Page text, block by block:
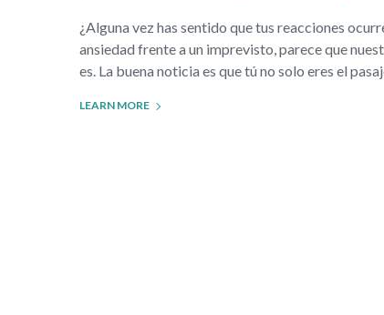
¿Alguna vez has sentido que tus reacciones
ansiedad frente a un imprevisto, parece que
es. La buena noticia es que tú no solo eres el
LEARN MORE